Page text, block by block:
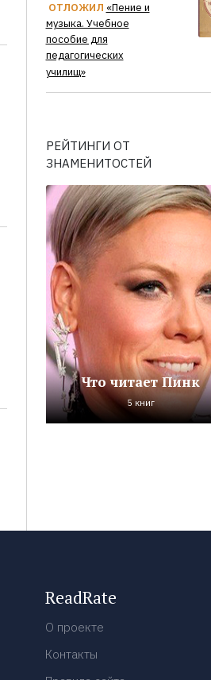
ОТЛОЖИЛ «Пение и
музыка. Учебное
пособие для
педагогических
училищ»
РЕЙТИНГИ ОТ
ЗНАМЕНИТОСТЕЙ
Что читает Пинк
5 книг
ReadRate
О проекте
Контакты